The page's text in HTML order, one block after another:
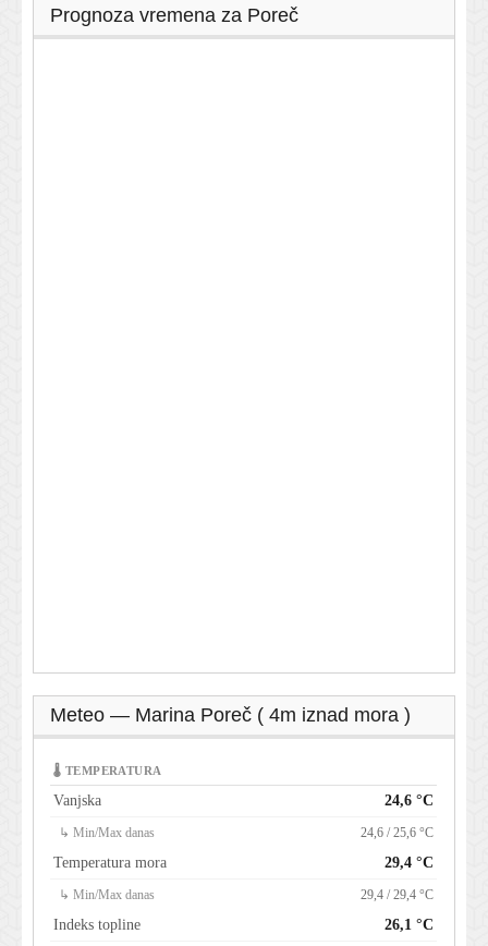
Prognoza vremena za Poreč
Meteo — Marina Poreč ( 4m iznad mora )
🌡 TEMPERATURA
Vanjska 24,6 °C
↳ Min/Max danas 24,6 / 25,6 °C
Temperatura mora 29,4 °C
↳ Min/Max danas 29,4 / 29,4 °C
Indeks topline
26,1 °C